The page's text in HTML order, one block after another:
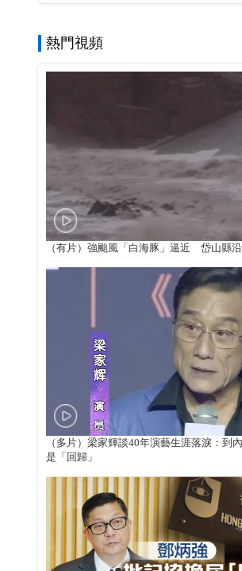
熱門視頻
（有片）強颱風「白海豚」逼近 岱山縣
（多片）梁家輝談40年演藝生涯落淚：到
是「回歸」